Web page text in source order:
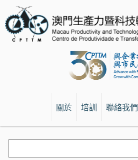
關於 培訓 聯絡我們